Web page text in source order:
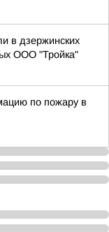
в дзержинских
ООО "Тройка"
по пожару в